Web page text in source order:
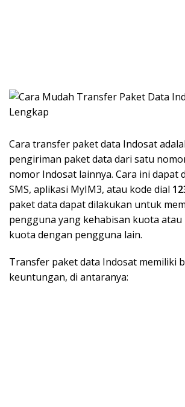
Cara transfer paket data Indosat
pengiriman paket data dari satu
nomor Indosat lainnya. Cara ini dapat
SMS, aplikasi MyIM3, atau kode dial
paket data dapat dilakukan untuk
pengguna yang kehabisan kuota
kuota dengan pengguna lain.
Transfer paket data Indosat memiliki
keuntungan, di antaranya: